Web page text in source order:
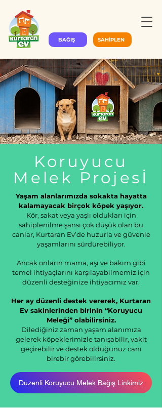
BAĞIŞ SAHİPLEN
Koruyucu
Melek Projesİ
Yaşam alanlarımızda sokakta hayatta
kalamayacak birçok köpek yaşıyor.
Kör, sakat veya yaşlı oldukları için
sahiplenilme şansı çok düşük olan bu
canlar, Kurtaran Ev’de huzurla ve güvenle
yaşamlarını sürdürebiliyor.
Ancak onların mama, aşı ve bakım gibi
temel ihtiyaçlarını karşılayabilmemiz için
düzenli desteğinize ihtiyacımız var.
Her ay düzenli destek vererek, Kurtaran
Ev sakinlerinden birinin “Koruyucu
Meleği” olabilirsiniz.
Dilediğiniz zaman yaşam alanımıza
gelerek köpeklerimizle tanışabilir, vakit
geçirebilir ve destek olduğunuz canı
birebir görebilirsiniz.
Düzenli Koruyucu Melek Bağış Linkimiz